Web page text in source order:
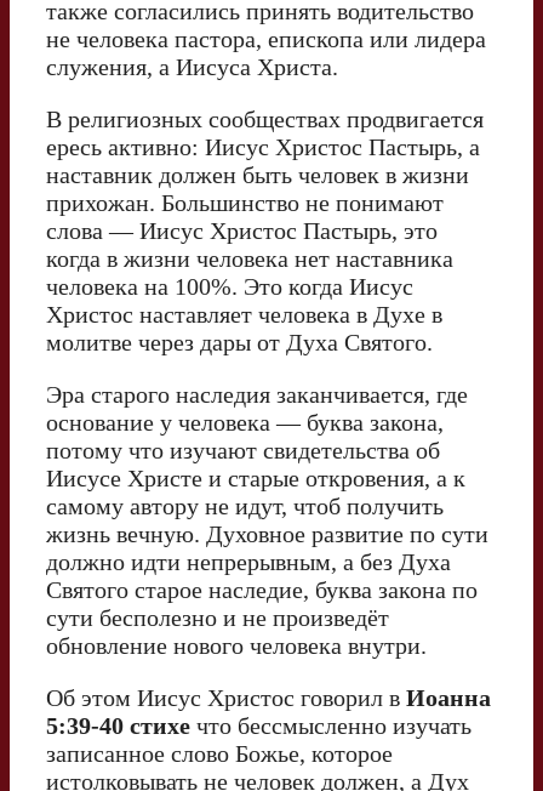
также согласились принять водительство
не человека пастора, епископа или лидера
служения, а Иисуса Христа.
В религиозных сообществах продвигается
ересь активно: Иисус Христос Пастырь, а
наставник должен быть человек в жизни
прихожан. Большинство не понимают
слова — Иисус Христос Пастырь, это
когда в жизни человека нет наставника
человека на 100%. Это когда Иисус
Христос наставляет человека в Духе в
молитве через дары от Духа Святого.
Эра старого наследия заканчивается, где
основание у человека — буква закона,
потому что изучают свидетельства об
Иисусе Христе и старые откровения, а к
самому автору не идут, чтоб получить
жизнь вечную. Духовное развитие по сути
должно идти непрерывным, а без Духа
Святого старое наследие, буква закона по
сути бесполезно и не произведёт
обновление нового человека внутри.
Об этом Иисус Христос говорил в Иоанна
5:39-40 стихе что бессмысленно изучать
записанное слово Божье, которое
истолковывать не человек должен, а Дух